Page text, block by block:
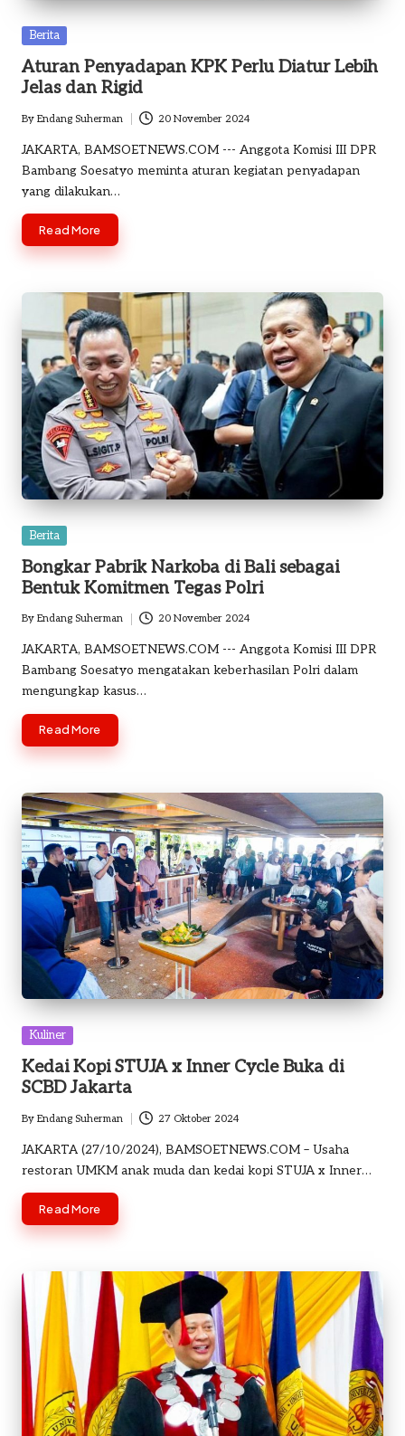
o
m
Posted
Berita
Aturan Penyadapan KPK Perlu Diatur Lebih
Jelas dan Rigid
Posted
by
By Endang Suherman 20 November 2024
JAKARTA, BAMSOETNEWS.COM --- Anggota Komisi III DPR
Bambang Soesatyo meminta aturan kegiatan penyadapan
yang dilakukan…
Read More
Posted
Berita
Bongkar Pabrik Narkoba di Bali sebagai
Bentuk Komitmen Tegas Polri
Posted
by
By Endang Suherman 20 November 2024
JAKARTA, BAMSOETNEWS.COM --- Anggota Komisi III DPR
Bambang Soesatyo mengatakan keberhasilan Polri dalam
mengungkap kasus…
Read More
Posted
Kuliner
Kedai Kopi STUJA x Inner Cycle Buka di
SCBD Jakarta
Posted
by
By Endang Suherman 27 Oktober 2024
JAKARTA (27/10/2024), BAMSOETNEWS.COM – Usaha
restoran UMKM anak muda dan kedai kopi STUJA x Inner…
Read More